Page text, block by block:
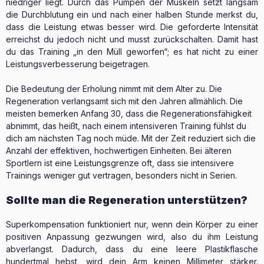
niedriger liegt. Durch das Pumpen der Muskeln setzt langsam
die Durchblutung ein und nach einer halben Stunde merkst du,
dass die Leistung etwas besser wird. Die geforderte Intensität
erreichst du jedoch nicht und musst zurückschalten. Damit hast
du das Training „in den Müll geworfen“; es hat nicht zu einer
Leistungsverbesserung beigetragen.
Die Bedeutung der Erholung nimmt mit dem Alter zu. Die
Regeneration verlangsamt sich mit den Jahren allmählich. Die
meisten bemerken Anfang 30, dass die Regenerationsfähigkeit
abnimmt, das heißt, nach einem intensiveren Training fühlst du
dich am nächsten Tag noch müde. Mit der Zeit reduziert sich die
Anzahl der effektiven, hochwertigen Einheiten. Bei älteren
Sportlern ist eine Leistungsgrenze oft, dass sie intensivere
Trainings weniger gut vertragen, besonders nicht in Serien.
Sollte man die Regeneration unterstützen?
Superkompensation funktioniert nur, wenn dein Körper zu einer
positiven Anpassung gezwungen wird, also du ihm Leistung
abverlangst. Dadurch, dass du eine leere Plastikflasche
hundertmal hebst, wird dein Arm keinen Millimeter stärker.